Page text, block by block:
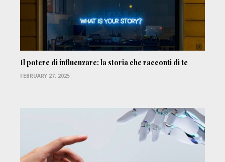
Il potere di influenzare: la storia che racconti di te
FEBRUARY 27, 2025